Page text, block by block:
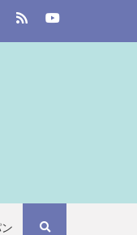
つの自治体から埼